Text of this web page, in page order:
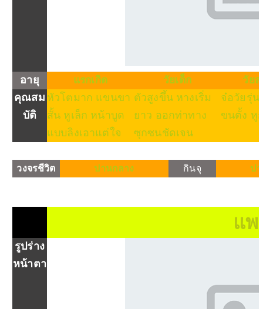
อายุ แรกเกิด วัยเด็ก วัย
คุณสม
บัติ
หัวโตมาก แขนขา
สั้น หูเล็ก หน้าบูด
แบบลิงเอาแต่ใจ
ตัวสูงขึ้น หางเริ่ม
ยาว ออกท่าทาง
ซุกซนชัดเจน
จ๋อวัยรุ่น
ขนตั้ง หู
วงจรชีวิต ปานกลาง กินจุ ป
แ
รูปร่าง
หน้าตา